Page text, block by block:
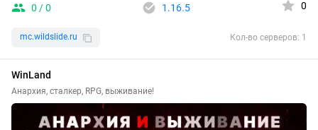
0 / 0 1.16.5 0
mc.wildslide.ru Кол-во серверов: 1
WinLand
Анархия, сталкер, RPG, выживание!